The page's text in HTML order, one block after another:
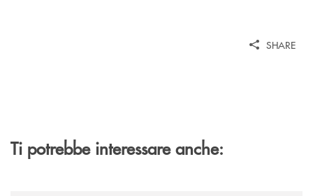
SHARE
Ti potrebbe interessare anche: